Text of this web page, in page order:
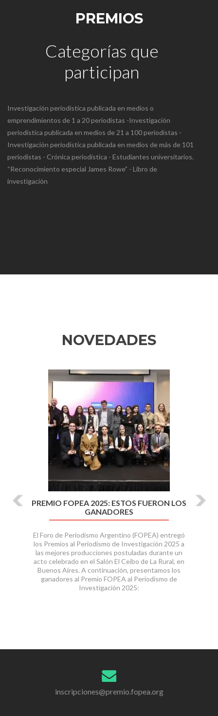
PREMIOS
Categorías que
participan
Investigación periodística publicada en medios o
emprendimientos de 1 a 20 periodistas -Investigación
periodística publicada en medios de 21 a 100 periodistas -
Investigación periodística publicada en medios de más de 101
periodistas - Crónica periodística - Estudiantes universitarios.
“Reconocimiento especial James Rowe” - Libro de
investigación
NOVEDADES
PREMIO FOPEA 2025: ESTOS FUERON LOS
GANADORES
El Foro de Periodismo Argentino (FOPEA) entregó
los Premios al Periodismo de Investigación 2025 a
las mejores producciones postuladas durante un
acto celebrado en el Salón El Ceibo de La Rural, en
Buenos Aires. A continuación, presentamos los
ganadores al Premio FOPEA al Periodismo de
Investigación 2025:
inscripciones@premio.fopea.org